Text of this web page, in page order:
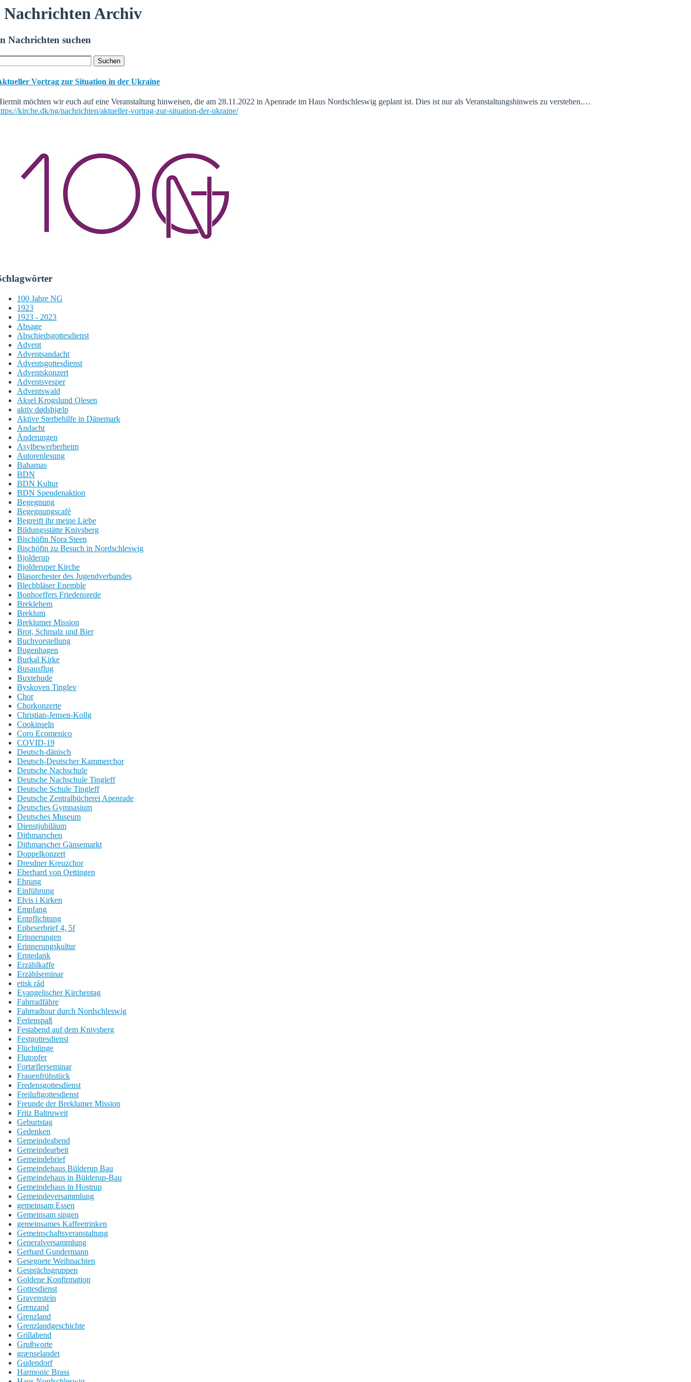
Nachrichten Archiv
Nachrichten suchen
Vortrag zur Situation in der Ukraine
möchten wir euch auf eine Veranstaltung hinweisen, die am 28.11.2022 in Apenrade im Haus Nordschleswig geplant ist. Dies ist nur als Veranstaltungshinweis zu verstehen.…
kirche.dk/ng/nachrichten/aktueller-vortrag-zur-situation-der-ukraine/
100 Jahre NG
1923
1923 - 2023
Absage
Abschiedsgottesdienst
Advent
Adventsandacht
Adventsgottesdienst
Adventskonzert
Adventsvesper
Adventswald
Aksel Krogslund Olesen
aktiv dødshjælp
Aktive Sterbehilfe in Dänemark
Andacht
Änderungen
Asylbewerberheim
Autorenlesung
Bahamas
BDN
BDN Kultur
BDN Spendenaktion
Begegnung
Begegnungscafè
Begreift ihr meine Liebe
Bildungsstätte Knivsberg
Bischöfin Nora Steen
Bischöfin zu Besuch in Nordschleswig
Bjolderup
Bjolderuper Kirche
Blasorchester des Jugendverbandes
Blechbläser Enemble
Bonhoeffers Friedensrede
Breklehem
Breklum
Breklumer Mission
Brot, Schmalz und Bier
Buchvorstellung
Bugenhagen
Burkal Kirke
Busausflug
Buxtehude
Byskoven Tinglev
Chor
Chorkonzerte
Christian-Jensen-Kollg
Cookinseln
Coro Ecomenico
COVID-19
Deutsch-dänisch
Deutsch-Deutscher Kammerchor
Deutsche Nachschule
Deutsche Nachschule Tingleff
Deutsche Schule Tingleff
Deutsche Zentralbücherei Apenrade
Deutsches Gymnasium
Deutsches Museum
Dienstjubiläum
Dithmarschen
Dithmarscher Gänsemarkt
Doppelkonzert
Dresdner Kreuzchor
Eberhard von Oettingen
Ehrung
Einführung
Elvis i Kirken
Empfang
Entpflichtung
Epheserbrief 4, 5f
Erinnerungen
Erinnerungskultur
Erntedank
Erzählkaffe
Erzählseminar
etisk råd
Evangelischer Kirchentag
Fahrradfähre
Fahrradtour durch Nordschleswig
Ferienspaß
Festabend auf dem Knivsberg
Festgottesdienst
Flüchtlinge
Flutopfer
Fortællerseminar
Frauenfrühstück
Fredensgottesdienst
Freiluftgottesdienst
Freunde der Breklumer Mission
Fritz Baltruweit
Geburtstag
Gedenken
Gemeindeabend
Gemeindearbeit
Gemeindebrief
Gemeindehaus Bülderup Bau
Gemeindehaus in Bülderup-Bau
Gemeindehaus in Hostrup
Gemeindeversammlung
gemeinsam Essen
Gemeinsam singen
gemeinsames Kaffeetrinken
Gemeinschaftsveranstaltung
Generalversammlung
Gerhard Gundermann
Gesegnete Weihnachten
Gesprächsgruppen
Goldene Konfirmation
Gottesdienst
Gravenstein
Grenzand
Grenzland
Grenzlandgeschichte
Grillabend
Grußworte
grænselandet
Gudendorf
Harmonic Brass